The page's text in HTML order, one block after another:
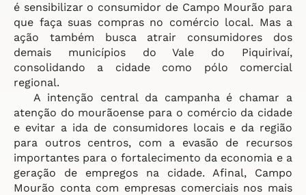
é sensibilizar o consumidor de Campo Mourão para
que faça suas compras no comércio local. Mas a
ação também busca atrair consumidores dos
demais municípios do Vale do Piquirivaí,
consolidando a cidade como pólo comercial
regional.
A intenção central da campanha é chamar a
atenção do mourãoense para o comércio da cidade
e evitar a ida de consumidores locais e da região
para outros centros, com a evasão de recursos
importantes para o fortalecimento da economia e a
geração de empregos na cidade. Afinal, Campo
Mourão conta com empresas comerciais nos mais